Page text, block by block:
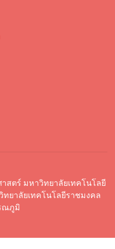
สตร์ มหาวิทยาลัยเทคโนโลยี
ยาลัยเทคโนโลยีราชมงคล
ณภูมิ